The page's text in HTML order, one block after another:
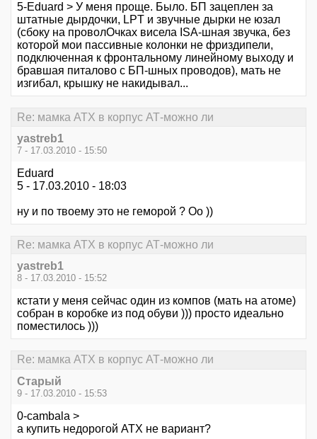
5-Eduard > У меня проще. Было. БП зацеплен за
штатные дырдочки, LPT и звучные дырки не юзал
(сбоку на проволОчках висела ISA-шная звучка, без
которой мои пассивные колонки не фриздипели,
подключенная к фронтальному линейному выходу и
бравшая питалово с БП-шных проводов), мать не
изгибал, крышку не накидывал...
Re: мамка АТХ в корпус АТ-можно ли
yastreb1
7 - 17.03.2010 - 15:50
Eduard
5 - 17.03.2010 - 18:03
ну и по твоему это не геморой ? Оо ))
Re: мамка АТХ в корпус АТ-можно ли
yastreb1
8 - 17.03.2010 - 15:52
кстати у меня сейчас один из компов (мать на атоме)
собран в коробке из под обуви ))) просто идеально
поместилось )))
Re: мамка АТХ в корпус АТ-можно ли
Старый
9 - 17.03.2010 - 15:53
0-cambala >
а купить недорогой АТХ не вариант?